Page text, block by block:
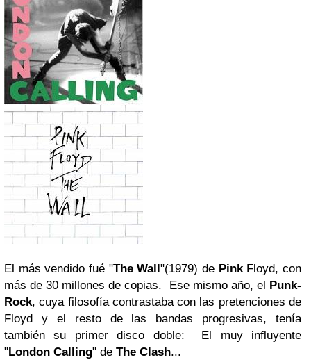
El más vendido fué "The Wall"(1979) de PinkFloyd, con
más de 30 millones de copias. Ese mismo año, el Punk-
Rock, cuya filosofía contrastaba con las pretenciones de
Floyd y el resto de las bandas progresivas, tenía
también su primer disco doble: El muy influyente
"London Calling" de The Clash...